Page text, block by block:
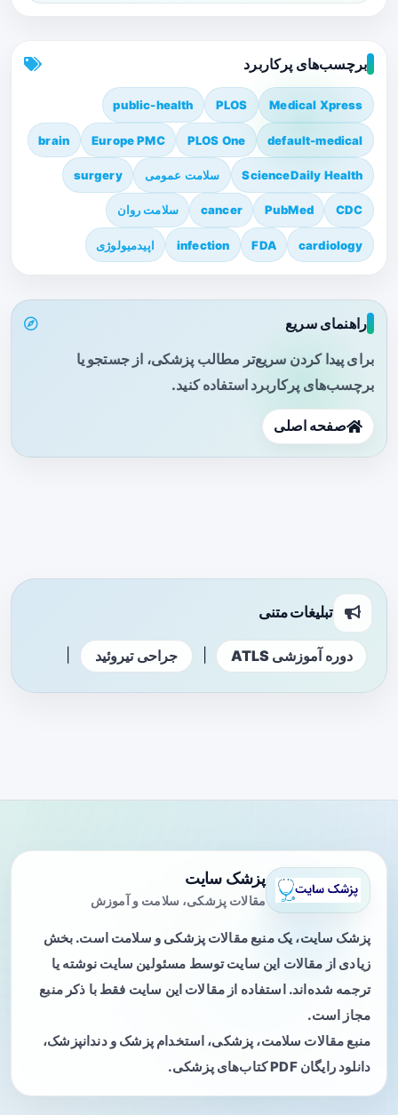
برچسب‌های پرکاربرد
Medical Xpress
PLOS
public-health
default-medical
PLOS One
Europe PMC
brain
ScienceDaily Health سلامت عمومی surgery
CDC
PubMed
cancer سلامت روان
cardiology
FDA
infection اپیدمیولوژی
راهنمای سریع
برای پیدا کردن سریع‌تر مطالب پزشکی، از جستجو یا
برچسب‌های پرکاربرد استفاده کنید.
صفحه اصلی
تبلیغات متنی
دوره آموزشی ATLS جراحی تیروئید
پزشک سایت
مقالات پزشکی، سلامت و آموزش
پزشک سایت، یک منبع مقالات پزشکی و سلامت است. بخش
زیادی از مقالات این سایت توسط مسئولین سایت نوشته یا
ترجمه شده‌اند. استفاده از مقالات این سایت فقط با ذکر منبع
مجاز است.
منبع مقالات سلامت، پزشکی، استخدام پزشک و دندانپزشک،
دانلود رایگان PDF کتاب‌های پزشکی.